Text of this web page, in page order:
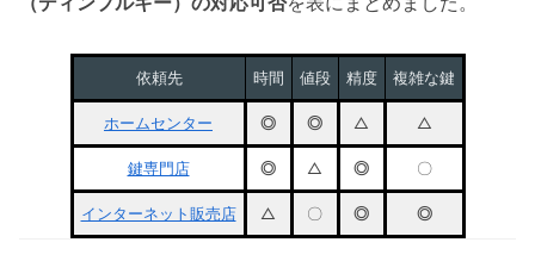
依頼先 時間 値段 精度 複雑な鍵
ホームセンター ◎ ◎ △ △
鍵専門店 ◎ △ ◎ 〇
インターネット販売店 △ 〇 ◎ ◎